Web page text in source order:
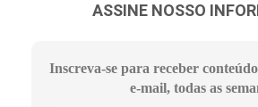
ASSINE NOSSO
Inscreva-se para receber
e-mail, todas as